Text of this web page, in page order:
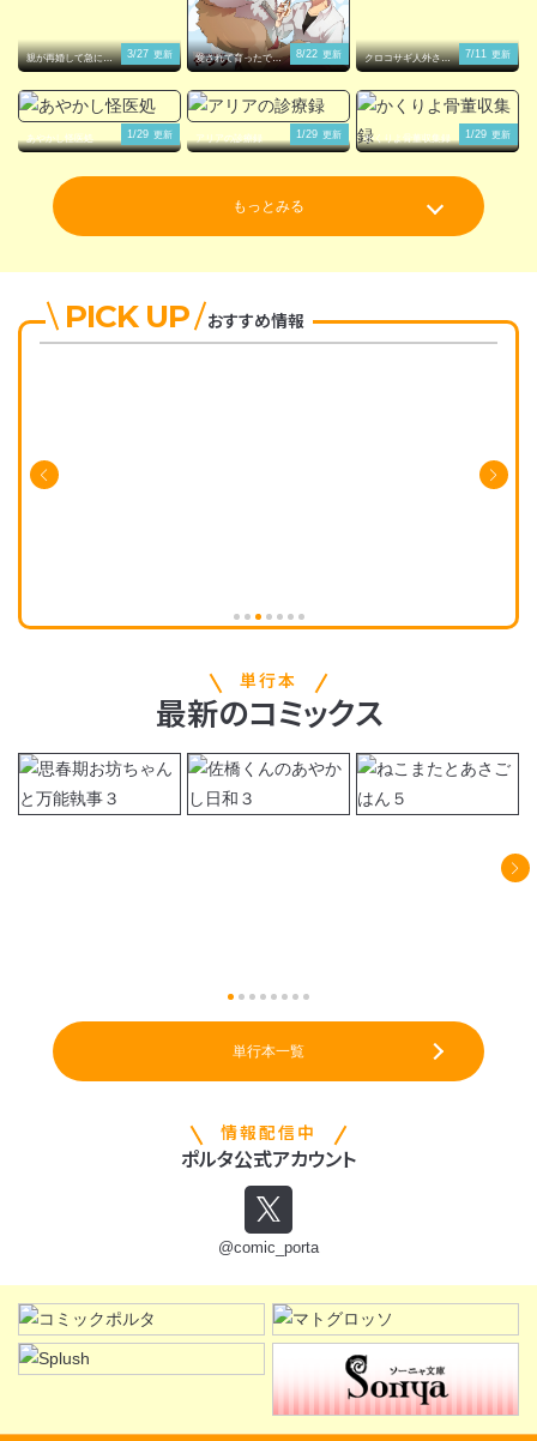
PICK UP おすすめ情報
親が再婚して急に妹
ができた
3/27 更新
愛されて育ったでか
い獣人の話
8/22 更新
クロコサギ人外さん
と研究員くん。
7/11 更新
あやかし怪医処 1/29 更新 アリアの診療録 1/29 更新 かくりよ骨董収集録 1/29 更新
もっとみる
単行本
最新のコミックス
単行本一覧
情報配信中
ポルタ公式アカウント
@comic_porta